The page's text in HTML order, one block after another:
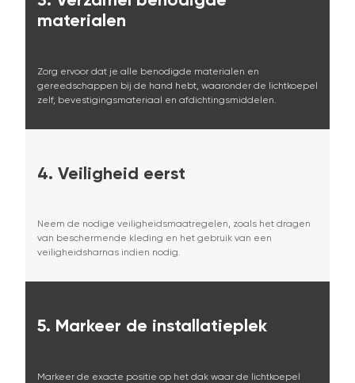
materialen
Zorg ervoor dat je alle benodigde materialen en
gereedschappen bij de hand hebt, waaronder de lichtkoepel
zelf, bevestigingsmateriaal en afdichtingsmiddelen.
4. Veiligheid eerst
Neem de nodige veiligheidsmaatregelen, zoals het dragen
van beschermende kleding en het gebruik van een
veiligheidsharnas indien nodig.
5. Markeer de installatieplek
Markeer de exacte positie op het dak waar de lichtkoepel